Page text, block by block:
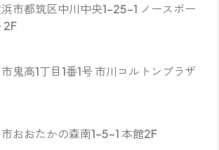
市都筑区中川中央1-25-1 ノースポー
2F
鬼高1丁目1番1号 市川コルトンプラザ
おおたかの森南1-5-1 本館2F